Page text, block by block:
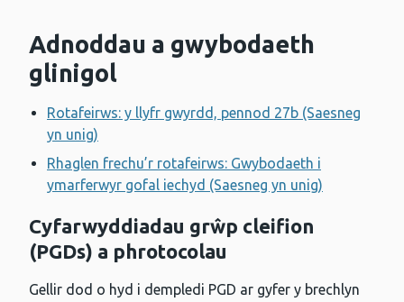
Adnoddau a gwybodaeth
glinigol
Rotafeirws: y llyfr gwyrdd, pennod 27b (Saesneg
yn unig)
Rhaglen frechu’r rotafeirws: Gwybodaeth i
ymarferwyr gofal iechyd (Saesneg yn unig)
Cyfarwyddiadau grŵp cleifion
(PGDs) a phrotocolau
Gellir dod o hyd i dempledi PGD ar gyfer y brechlyn